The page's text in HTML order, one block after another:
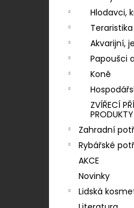
Hlodavci,
Teraristika
Akvarijní,
Papoušci
Koně
ZVÍŘECÍ
PRODUKTY
Zahradní
Rybářské
AKCE
Novinky
Lidská
KONZERVA
PATE S
60 Kč